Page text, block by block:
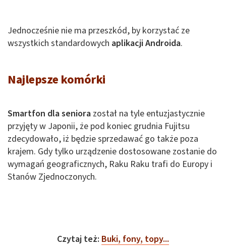
Jednocześnie nie ma przeszkód, by korzystać ze
wszystkich standardowych aplikacji Androida.
Najlepsze komórki
Smartfon dla seniora został na tyle entuzjastycznie
przyjęty w Japonii, że pod koniec grudnia Fujitsu
zdecydowało, iż będzie sprzedawać go także poza
krajem. Gdy tylko urządzenie dostosowane zostanie do
wymagań geograficznych, Raku Raku trafi do Europy i
Stanów Zjednoczonych.
Czytaj też: Buki, fony, topy...